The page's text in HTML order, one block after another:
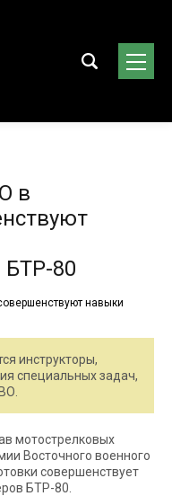
в
БТР-80
инструкторы,
специальных задач,
мотострелковых
Восточного военного
совершенствует
БТР-80.